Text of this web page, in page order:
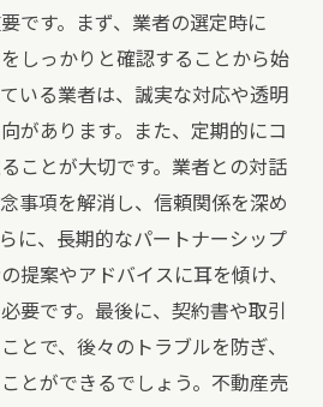
です。まず、業者の選定時に
しっかりと確認することから始
いる業者は、誠実な対応や透明
があります。また、定期的にコ
ことが大切です。業者との対話
事項を解消し、信頼関係を深め
に、長期的なパートナーシップ
提案やアドバイスに耳を傾け、
要です。最後に、契約書や取引
とで、後々のトラブルを防ぎ、
とができるでしょう。不動産売